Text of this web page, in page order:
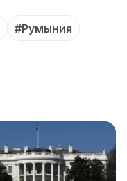
#Румыния